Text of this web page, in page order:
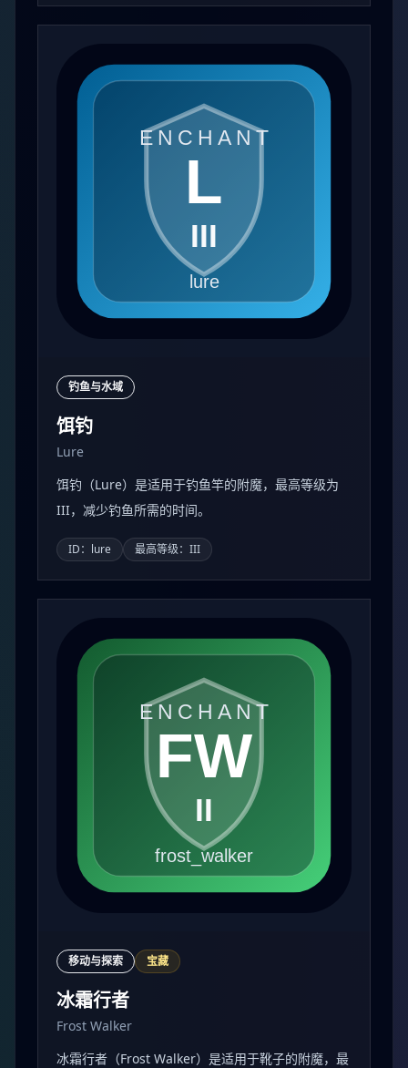
钓鱼与水域
饵钓
Lure
饵钓（Lure）是适用于钓鱼竿的附魔，最高等级为
III，减少钓鱼所需的时间。
ID：lure 最高等级：III
移动与探索 宝藏
冰霜行者
Frost Walker
冰霜行者（Frost Walker）是适用于靴子的附魔，最